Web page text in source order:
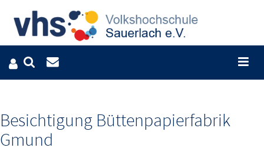
Besichtigung Büttenpapierfabrik
Gmund